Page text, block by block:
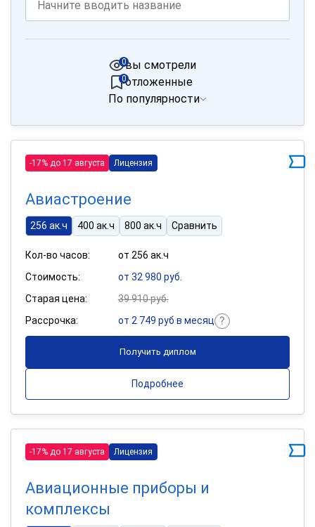
вы смотрели
0
отложенные
0
По популярности
-17% до 17 августа Лицензия
Авиастроение
256 ак.ч 400 ак.ч 800 ак.ч Сравнить
Кол-во часов:
от 256 ак.ч
Стоимость:
от 32 980 руб.
Старая цена:
39 910 руб.
Рассрочка:
от 2 749 руб в месяц
Получить диплом
Подробнее
-17% до 17 августа Лицензия
Авиационные приборы и
комплексы